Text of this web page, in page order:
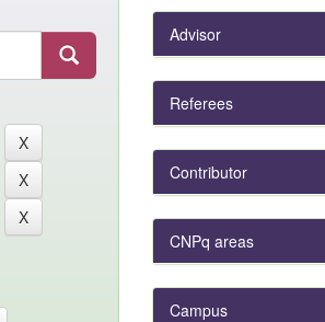
Advisor
Referees
Contributor
CNPq areas
Campus